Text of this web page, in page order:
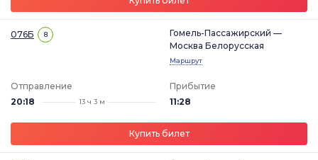
076Б 8
Гомель-Пассажирский —
Москва Белорусская
Маршрут
Отправление
20:18
13 ч 3 м
Прибытие
11:28
Купить билет